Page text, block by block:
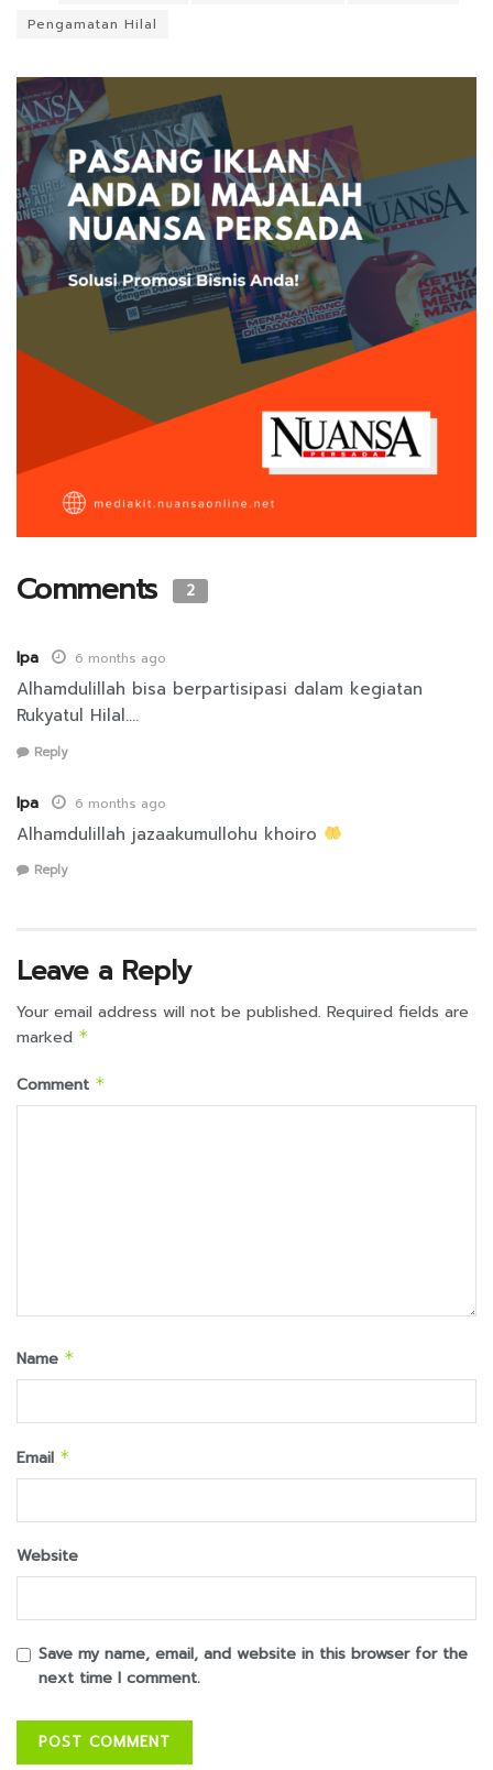
Pengamatan Hilal
Comments 2
Ipa 6 months ago
Alhamdulillah bisa berpartisipasi dalam kegiatan
Rukyatul Hilal….
Reply
Ipa 6 months ago
Alhamdulillah jazaakumullohu khoiro
Reply
Leave a Reply
Your email address will not be published. Required fields are
marked *
Comment *
Name *
Email *
Website
Save my name, email, and website in this browser for the
next time I comment.